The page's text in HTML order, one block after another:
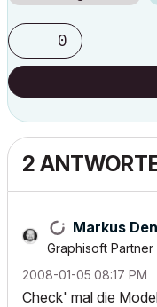
0
2
Markus
Graphisoft Partner
‎2008-01-05 08:17 PM
Check' mal die